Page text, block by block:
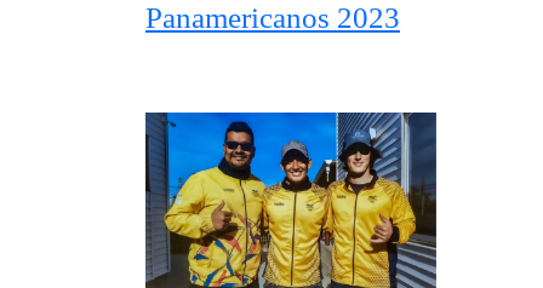
Panamericanos 2023